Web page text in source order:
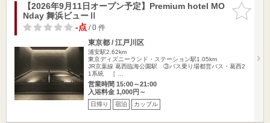
お気に入
りに追加
【2026年9月11日オープン予定】Premium hotel MO
Nday 舞浜ビューⅡ
-点/ 0 件
東京都 / 江戸川区
浦安駅2.62km
東京ディズニーランド・ステーション駅1.05km
JR京葉線 葛西臨海公園駅 ③バス乗り場都営バス・葛西2
1系統 ［ …
営業時間 15:00～21:00
入浴料金 1,000円～
日帰り 宿泊 カップル